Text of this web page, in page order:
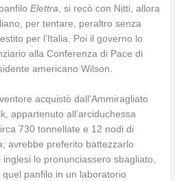
Elettra, si recò con Nitti, allora
per tentare, peraltro senza
per l’Italia. Poi il governo lo
alla Conferenza di Pace di
americano Wilson.
acquistò dall’Ammiragliato
appartenuto all’arciduchessa
730 tonnellate e 12 nodi di
; avrebbe preferito battezzarlo
lo pronunciassero sbagliato,
panfilo in un laboratorio